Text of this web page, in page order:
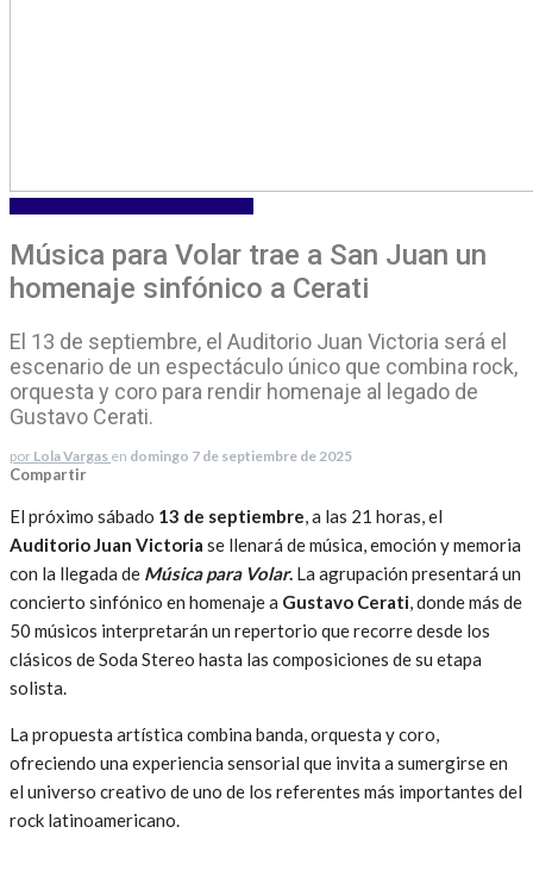
Música para Volar trae a San Juan un
homenaje sinfónico a Cerati
El 13 de septiembre, el Auditorio Juan Victoria será el
escenario de un espectáculo único que combina rock,
orquesta y coro para rendir homenaje al legado de
Gustavo Cerati.
por Lola Vargas en domingo 7 de septiembre de 2025
Compartir
El próximo sábado 13 de septiembre, a las 21 horas, el
Auditorio Juan Victoria se llenará de música, emoción y memoria
con la llegada de Música para Volar. La agrupación presentará un
concierto sinfónico en homenaje a Gustavo Cerati, donde más de
50 músicos interpretarán un repertorio que recorre desde los
clásicos de Soda Stereo hasta las composiciones de su etapa
solista.
La propuesta artística combina banda, orquesta y coro,
ofreciendo una experiencia sensorial que invita a sumergirse en
el universo creativo de uno de los referentes más importantes del
rock latinoamericano.